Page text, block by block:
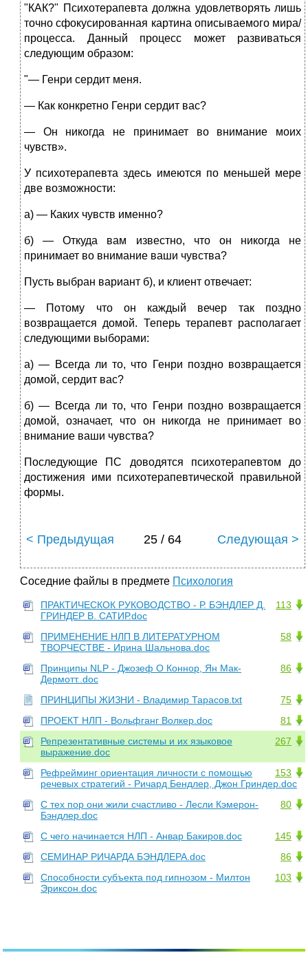
"КАК?" Психотерапевта должна удовлетворять лишь
точно сфокусированная картина описываемого мира/
процесса. Данный процесс может развиваться
следующим образом:
"— Генри сердит меня.
— Как конкретно Генри сердит вас?
— Он никогда не принимает во внимание моих
чувств».
У психотерапевта здесь имеются по меньшей мере
две возможности:
а) — Каких чувств именно?
б) — Откуда вам известно, что он никогда не
принимает во внимание ваши чувства?
Пусть выбран вариант б), и клиент отвечает:
— Потому что он каждый вечер так поздно
возвращается домой. Теперь терапевт располагает
следующими выборами:
а) — Всегда ли то, что Генри поздно возвращается
домой, сердит вас?
б) — Всегда ли то, что Генри поздно возвращается
домой, означает, что он никогда не принимает во
внимание ваши чувства?
Последующие ПС доводятся психотерапевтом до
достижения ими психотерапевтической правильной
формы.
< Предыдущая 25 / 64 Следующая >
Соседние файлы в предмете Психология
113
ПРАКТИЧЕСКОК РУКОВОДСТВО - Р. БЭНДЛЕР Д.
ГРИНДЕР В. САТИР.doc
58
ПРИМЕHЕHИЕ HЛП В ЛИТЕРАТУРHОМ
ТВОРЧЕСТВЕ - Иpина Шальнова.doc
86
Принципы NLP - Джозеф О Коннор, Ян Мак-
Дермотт..doc
75
ПРИНЦИПЫ ЖИЗНИ - Владимир Тарасов.txt
81
ПРОЕКТ НЛП - Вольфганг Волкер.doc
267
Репрезентативные системы и их языковое
выражение.doc
153
Рефрейминг ориентация личности с помощью
речевых стратегий - Ричард Бендлер, Джон Гриндер.doc
80
С тех пор они жили счастливо - Лесли Кэмерон-
Бэндлер.doc
145
С чего начинается НЛП - Анвар Бакиров.doc
86
СЕМИНАР РИЧАРДА БЭНДЛЕРА.doc
103
Способности субъекта под гипнозом - Милтон
Эриксон.doc